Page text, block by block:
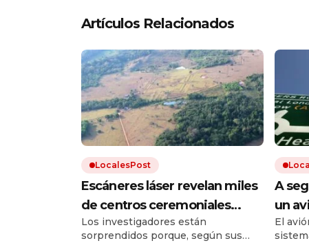
Artículos Relacionados
LocalesPost
Escáneres láser revelan miles
de centros ceremoniales
construidos por una
misteriosa civilización en la
Los investigadores están
sorprendidos porque, según sus
A
un
El